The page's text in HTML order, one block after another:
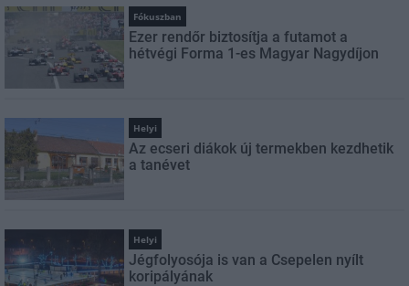
Fókuszban
Ezer rendőr biztosítja a futamot a
hétvégi Forma 1-es Magyar Nagydíjon
Helyi
Az ecseri diákok új termekben kezdhetik
a tanévet
Helyi
Jégfolyosója is van a Csepelen nyílt
koripályának